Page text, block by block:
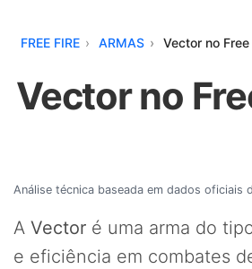
FREE FIRE ARMAS Vector no
Vector no
Análise técnica baseada em dados oficiais
A Vector é uma arma do
e eficiência em combates